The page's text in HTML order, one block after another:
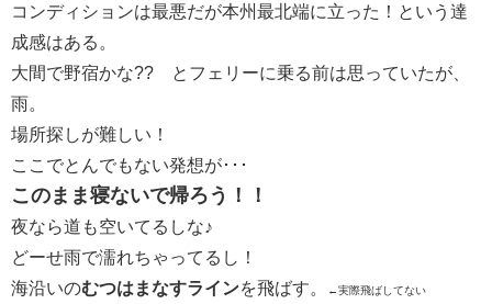
コンディションは最悪だが本州最北端に立った！という達
成感はある。
大間で野宿かな?? とフェリーに乗る前は思っていたが、
雨。
場所探しが難しい！
ここでとんでもない発想が･･･
このまま寝ないで帰ろう！！
夜なら道も空いてるしな♪
どーせ雨で濡れちゃってるし！
海沿いのむつはまなすラインを飛ばす。 ←実際飛ばしてない